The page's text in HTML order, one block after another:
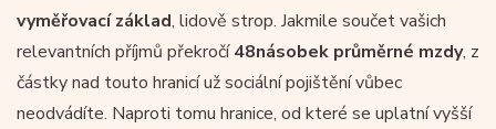
vyměřovací základ, lidově strop. Jakmile součet vašich
relevantních příjmů překročí48násobek průměrné mzdy, z
částky nad touto hranicí už sociální pojištění vůbec
neodvádíte. Naproti tomu hranice, od které se uplatní vyšší